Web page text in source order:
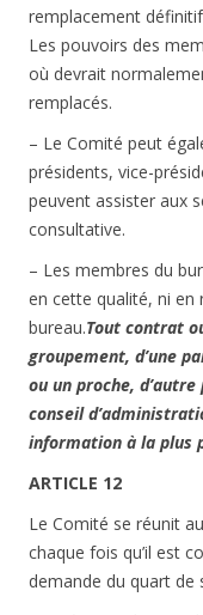
remplacement
Les pouvoirs des
où devrait
remplacés.
– Le Comité peut
présidents, vice-
peuvent assister aux
consultative.
– Les membres du
en cette qualité, ni en
bureau.Tout contrat
groupement, d’une
ou un proche,
conseil
information à la plus
ARTICLE 12
Le Comité se réunit
chaque fois qu’il est
demande du quart de